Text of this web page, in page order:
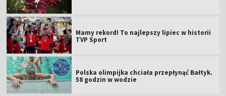
Mamy rekord! To najlepszy lipiec w historii
TVP Sport
Polska olimpijka chciała przepłynąć Bałtyk.
58 godzin w wodzie